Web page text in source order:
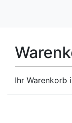
Ihr Warenkorb